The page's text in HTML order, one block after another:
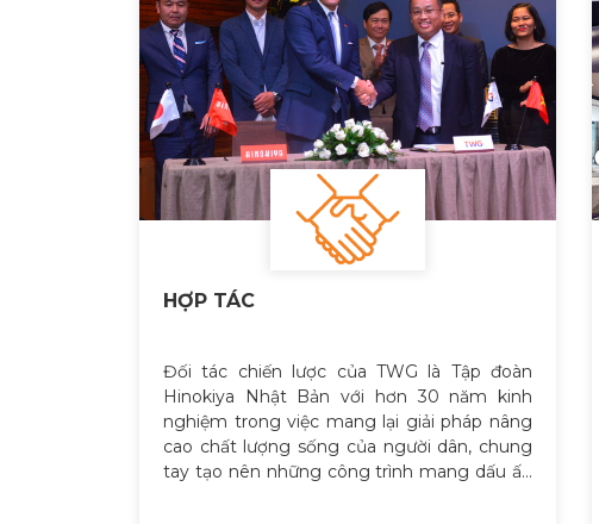
HỢP TÁC
Đối tác chiến lược của TWG là Tập đoàn
Hinokiya Nhật Bản với hơn 30 năm kinh
nghiệm trong việc mang lại giải pháp nâng
cao chất lượng sống của người dân, chung
tay tạo nên những công trình mang dấu ấn